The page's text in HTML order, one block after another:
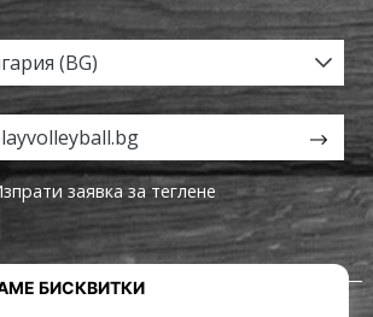
(BG)
заявка за теглене